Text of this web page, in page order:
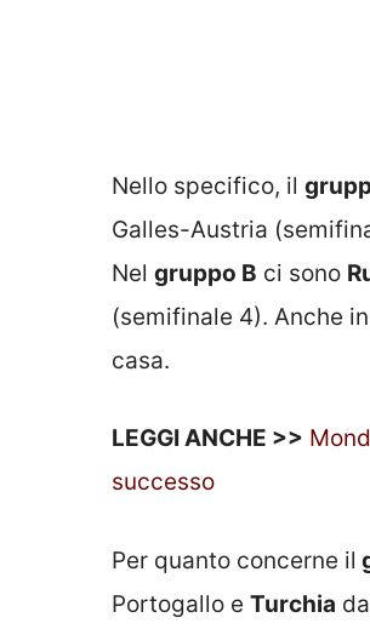
Nello specifico, il
Galles-Austria
Nel gruppo B ci sono
(semifinale 4). Anche
casa.
LEGGI ANCHE >>
successo
Per quanto concerne il
Portogallo e Turchia